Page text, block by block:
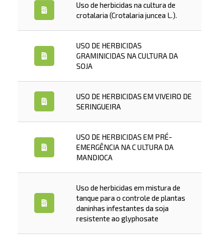
Uso de herbicidas na cultura de
crotalaria (Crotalaria juncea L.).
USO DE HERBICIDAS
GRAMINICIDAS NA CULTURA DA
SOJA
USO DE HERBICIDAS EM VIVEIRO DE
SERINGUEIRA
USO DE HERBICIDAS EM PRÉ-
EMERGÊNCIA NA C ULTURA DA
MANDIOCA
Uso de herbicidas em mistura de
tanque para o controle de plantas
daninhas infestantes da soja
resistente ao glyphosate